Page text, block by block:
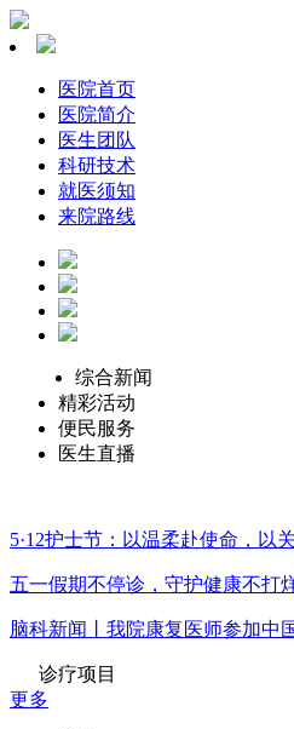
医院首页
医院简介
医生团队
科研技术
就医须知
来院路线
综合新闻
精彩活动
便民服务
医生直播
5·12护士节：以温柔赴使命，以
五一假期不停诊，守护健康不打
脑科新闻丨我院康复医师参加中
诊疗项目
更多